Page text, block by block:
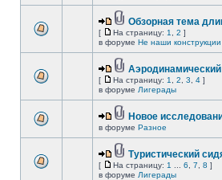
Обзорная тема
[ На страницу: 1 2 ]
в форуме Не наши
[ На страницу: 1 2 3 4 ]
в форуме Лигерады
Новое
в форуме Разное
Туристический
[ На страницу: 1 6 7 8 ]
в форуме Лигерады